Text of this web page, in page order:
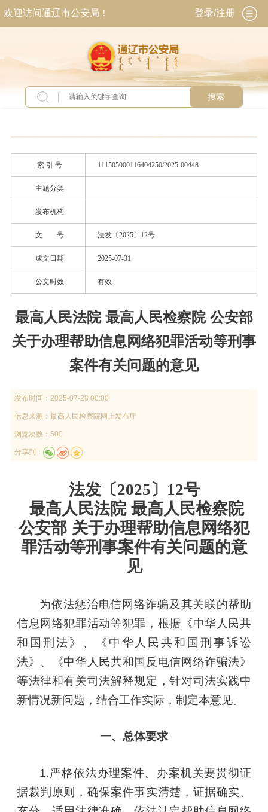
欢迎访问通辽市公安局！ 登录/注册
搜索
当前位置：首页>政务公开>政府信息公开>法
索 引 号 111505000116404250/2025-00448
主题分类
发布机构
文 号 法发〔2025〕12号
成文日期 2025-07-31
公文时效 有效
最高人民法院 最高人民检察院 公安部
关于办理帮助信息网络犯罪活动等刑事
案件有关问题的意见
发布时间： 2025-07-28 00:00
信息来源： 最高人民检察院网上发布厅
浏览次数：500
分享到：
法发〔2025〕12号
最高人民法院 最高人民检察院
公安部 关于办理帮助信息网络犯
罪活动等刑事案件有关问题的意
见
为依法惩治电信网络诈骗及其关联的帮助
信息网络犯罪活动等犯罪，根据《中华人民共
和国刑法》、《中华人民共和国刑事诉讼
法》、《中华人民共和国反电信网络诈骗法》
等法律和有关司法解释规定，针对司法实践中
新情况新问题，结合工作实际，制定本意见。
一、总体要求
1.严格依法办理案件。办案机关要贯彻证
据裁判原则，确保案件事实清楚，证据确实、